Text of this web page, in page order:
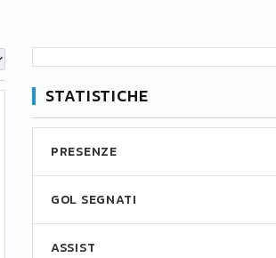
STATISTICHE
PRESENZE
GOL SEGNATI
ASSIST